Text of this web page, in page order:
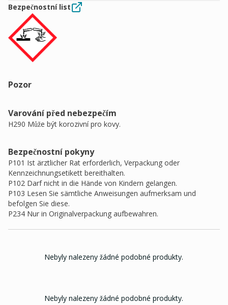
Bezpečnostní list
Pozor
Varování před nebezpečím
H290 Může být korozivní pro kovy.
Bezpečnostní pokyny
P101 Ist ärztlicher Rat erforderlich, Verpackung oder
Kennzeichnungsetikett bereithalten.
P102 Darf nicht in die Hände von Kindern gelangen.
P103 Lesen Sie sämtliche Anweisungen aufmerksam und
befolgen Sie diese.
P234 Nur in Originalverpackung aufbewahren.
Nebyly nalezeny žádné podobné produkty.
Nebyly nalezeny žádné podobné produkty.